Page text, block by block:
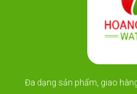
Đa dạng sản phẩm, giao